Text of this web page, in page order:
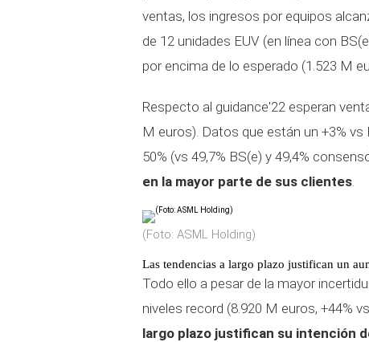
ventas, los ingresos por equipos
de 12 unidades EUV (en línea con
por encima de lo esperado (1.523 M
Respecto al guidance'22 esperan
M euros). Datos que están un +3%
50% (vs 49,7% BS(e) y 49,4%
en la mayor parte de sus clientes.
(Foto: ASML Holding)
Las tendencias a largo plazo justifican un
Todo ello a pesar de la mayor
niveles record (8.920 M euros, +44%
largo plazo justifican su intención